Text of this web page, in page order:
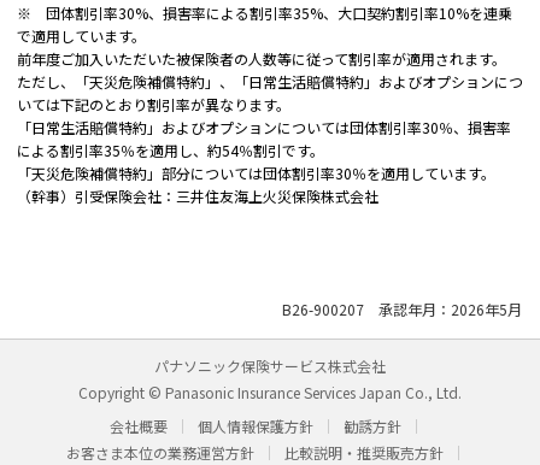
※ 団体割引率30%、損害率による割引率35%、大口契約割引率10%を連乗
で適用しています。
前年度ご加入いただいた被保険者の人数等に従って割引率が適用されます。
ただし、「天災危険補償特約」、「日常生活賠償特約」およびオプションにつ
いては下記のとおり割引率が異なります。
「日常生活賠償特約」およびオプションについては団体割引率30％、損害率
による割引率35％を適用し、約54％割引です。
「天災危険補償特約」部分については団体割引率30％を適用しています。
（幹事）引受保険会社：三井住友海上火災保険株式会社
B26-900207 承認年月：2026年5月
パナソニック保険サービス株式会社
Copyright © Panasonic Insurance Services Japan Co., Ltd.
会社概要
個人情報保護方針
勧誘方針
お客さま本位の業務運営方針
比較説明・推奨販売方針